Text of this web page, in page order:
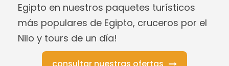
Egipto en nuestros paquetes turísticos
más populares de Egipto, cruceros por el
Nilo y tours de un día!
consultar nuestras ofertas